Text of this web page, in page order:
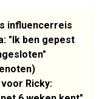
influencerreis
"Ik ben gepest
Ricky: